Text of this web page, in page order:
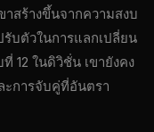
าสร้างขึ้นจากความสงบ
บตัวในการแลกเปลี่ยน
12 ในดิวิชั่น เขายังคง
ะการจับคู่ที่อันตรา